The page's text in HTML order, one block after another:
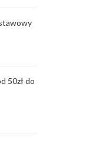
50zł do